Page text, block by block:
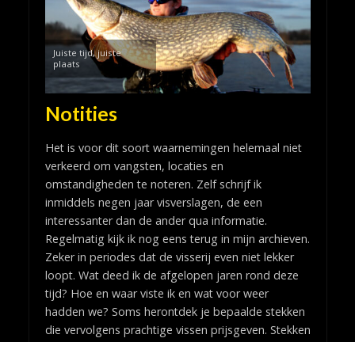
Juiste tijd, juiste
plaats
Notities
Het is voor dit soort waarnemingen helemaal niet
verkeerd om vangsten, locaties en
omstandigheden te noteren. Zelf schrijf ik
inmiddels negen jaar visverslagen, de een
interessanter dan de ander qua informatie.
Regelmatig kijk ik nog eens terug in mijn archieven.
Zeker in periodes dat de visserij even niet lekker
loopt. Wat deed ik de afgelopen jaren rond deze
tijd? Hoe en waar viste ik en wat voor weer
hadden we? Soms herontdek je bepaalde stekken
die vervolgens prachtige vissen prijsgeven. Stekken